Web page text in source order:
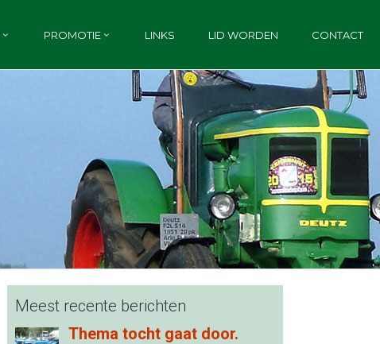
PROMOTIE LINKS LID WORDEN CONTACT
Meest recente berichten
Thema tocht gaat door.